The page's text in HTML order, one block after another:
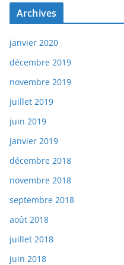
Archives
janvier 2020
décembre 2019
novembre 2019
juillet 2019
juin 2019
janvier 2019
décembre 2018
novembre 2018
septembre 2018
août 2018
juillet 2018
juin 2018